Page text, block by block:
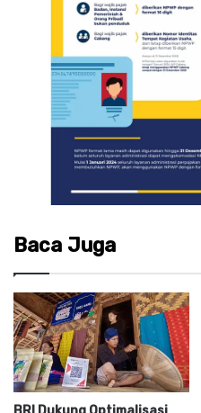
Baca Juga